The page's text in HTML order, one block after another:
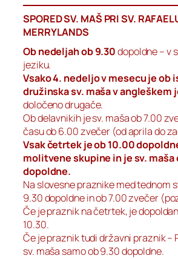
SPORED SV. MAŠ PRI SV.
MERRYLANDS
Ob nedeljah ob 9.30dopoldne – v
jeziku.
Vsako 4. nedeljo v mesecu je ob
družinska sv. maša v angleškem
določeno drugače.
Ob delavnikih je sv. maša ob 7.00
času ob 6.00 zvečer (od aprila do
Vsak četrtek je ob 10.00
molitvene skupine in je sv. maša
dopoldne.
Na slovesne praznike med tednom
9.30 dopoldne in ob 7.00 zvečer
Če je praznik na četrtek, je
10.30.
Če je praznik tudi državni praznik –
sv. maša samo ob 9.30 dopoldne.